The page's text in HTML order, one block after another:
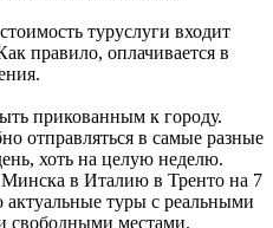
туруслуги входит
правило, оплачивается в
прикованным к городу.
отправляться в самые разные
хоть на целую неделю.
Минска в Италию в Тренто на 7
актуальные туры с реальными
свободными местами.